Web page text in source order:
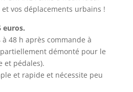
vos déplacements urbains !
euros.
48 h après commande à
démonté pour le
et pédales).
et rapide et nécessite peu